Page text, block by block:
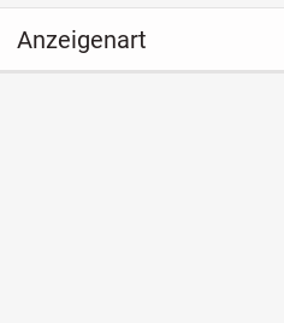
Anzeigenart